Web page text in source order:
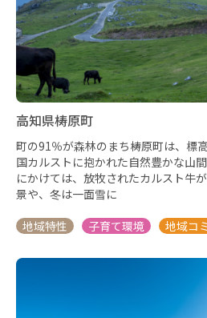
高知県梼原町
町の91％が森林のまち梼原町は、標
国カルストに抱かれた自然豊かな山
にかけては、放牧されたカルスト牛
景や、冬は一面雪に